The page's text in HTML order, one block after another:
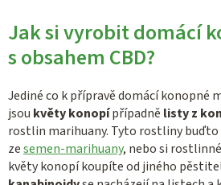
Jak si vyrobit domácí
s obsahem CBD?
Jediné co k přípravě domácí konopné
jsou květy konopípřípadně listy z
rostlin marihuany. Tyto rostliny buďto
zesemen-marihuany, nebo si
květy konopí koupíte od jiného